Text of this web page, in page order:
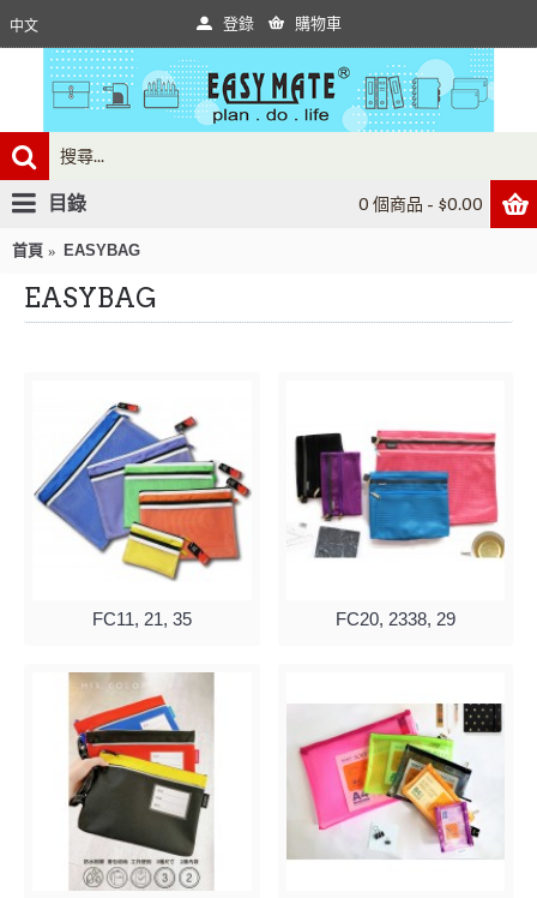
中文 登錄 購物車
0 個商品 - $0.00
目錄
首頁 EASYBAG
EASYBAG
FC11, 21, 35 FC20, 2338, 29